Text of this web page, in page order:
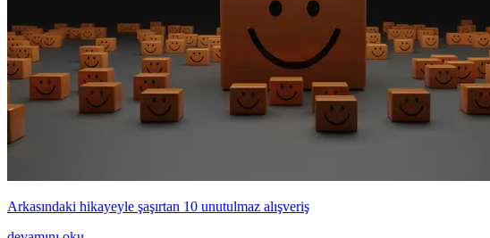
Arkasındaki hikayeyle şaşırtan 10 unutulmaz alışveriş